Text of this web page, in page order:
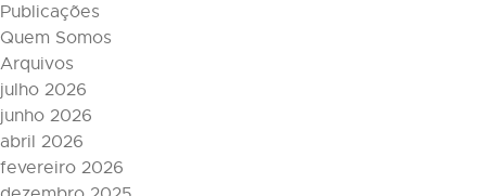
Publicações
Quem Somos
Arquivos
julho 2026
junho 2026
abril 2026
fevereiro 2026